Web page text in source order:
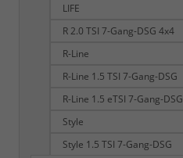
LIFE
R 2.0 TSI 7-Gang-DSG 4x4
R-Line
R-Line 1.5 TSI 7-Gang-DSG
R-Line 1.5 eTSI 7-Gang-DSG
Style
Style 1.5 TSI 7-Gang-DSG